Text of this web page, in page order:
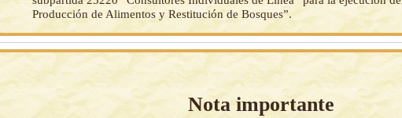
Producción de Alimentos y Restitución de Bosques”.
Nota importante